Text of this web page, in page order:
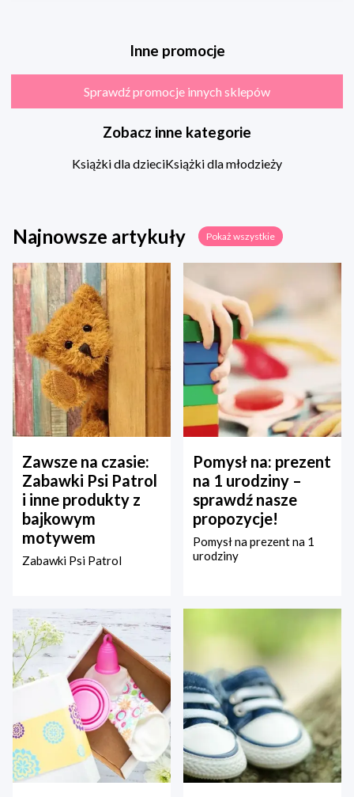
Inne promocje
Sprawdź promocje innych sklepów
Zobacz inne kategorie
Książki dla dzieciKsiążki dla młodzieży
Najnowsze artykuły Pokaż wszystkie
Zawsze na czasie:
Zabawki Psi Patrol
i inne produkty z
bajkowym
motywem
Zabawki Psi Patrol
Pomysł na: prezent
na 1 urodziny –
sprawdź nasze
propozycje!
Pomysł na prezent na 1
urodziny